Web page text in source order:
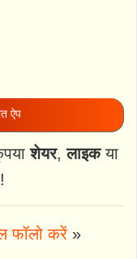
ऐप
शेयर,लाइकया
फॉलो करें»